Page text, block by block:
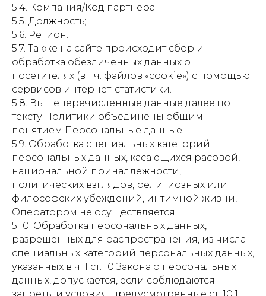
5.4. Компания/Код партнера;
5.5. Должность;
5.6. Регион.
5.7. Также на сайте происходит сбор и
обработка обезличенных данных о
посетителях (в т.ч. файлов «cookie») с помощью
сервисов интернет-статистики.
5.8. Вышеперечисленные данные далее по
тексту Политики объединены общим
понятием Персональные данные.
5.9. Обработка специальных категорий
персональных данных, касающихся расовой,
национальной принадлежности,
политических взглядов, религиозных или
философских убеждений, интимной жизни,
Оператором не осуществляется.
5.10. Обработка персональных данных,
разрешенных для распространения, из числа
специальных категорий персональных данных,
указанных в ч. 1 ст. 10 Закона о персональных
данных, допускается, если соблюдаются